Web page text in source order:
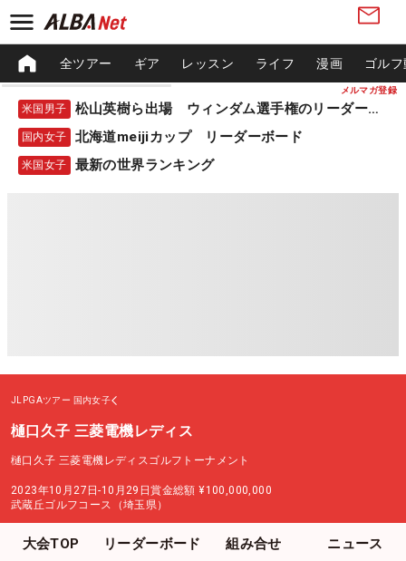
メルマガ登録
全ツアー ギア レッスン ライフ 漫画 ゴル
米国男子 松山英樹ら出場 ウィンダム選手権のリーダーボード
国内女子 北海道meijiカップ リーダーボード
米国女子 最新の世界ランキング
JLPGAツアー 国内女子
樋口久子 三菱電機レディス
樋口久子 三菱電機レディスゴルフトーナメント
2023年10月27日-10月29日賞金総額 ¥100,000,000
武蔵丘ゴルフコース（埼玉県）
大会TOP リーダーボード 組み合せ ニュース